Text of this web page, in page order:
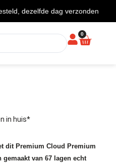
dezelfde dag verzonden
0
in huis*
dit Premium Cloud Premium
van 67 lagen echt